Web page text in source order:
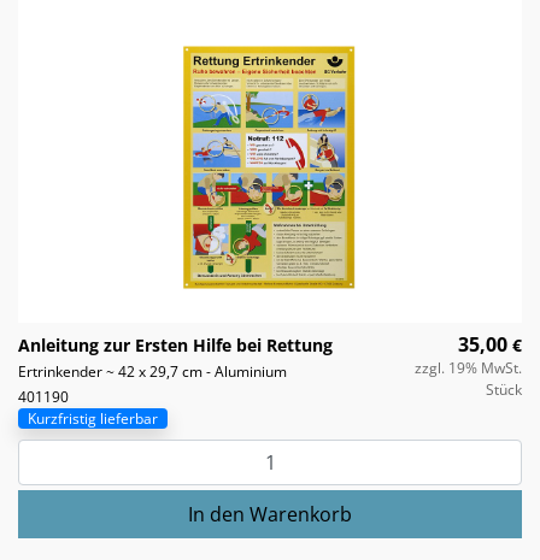
Anleitung zur Ersten Hilfe bei Rettung
Ertrinkender ~ 42 x 29,7 cm - Aluminium
401190
35,00 €
zzgl. 19% MwSt.
Stück
Kurzfristig lieferbar